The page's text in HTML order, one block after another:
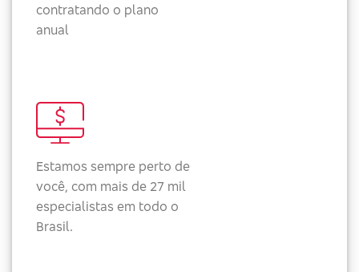
contratando o plano
anual
Estamos sempre perto de
você, com mais de 27 mil
especialistas em todo o
Brasil.